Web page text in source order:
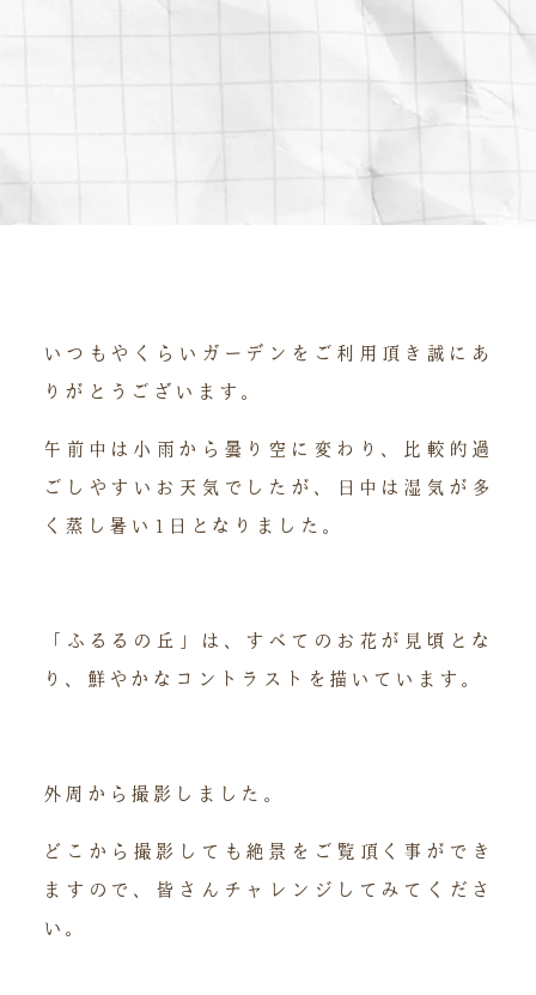
いつもやくらいガーデンをご利用頂き誠にあ
りがとうございます。
午前中は小雨から曇り空に変わり、比較的過
ごしやすいお天気でしたが、日中は湿気が多
く蒸し暑い1日となりました。
「ふるるの丘」は、すべてのお花が見頃とな
り、鮮やかなコントラストを描いています。
外周から撮影しました。
どこから撮影しても絶景をご覧頂く事ができ
ますので、皆さんチャレンジしてみてくださ
い。